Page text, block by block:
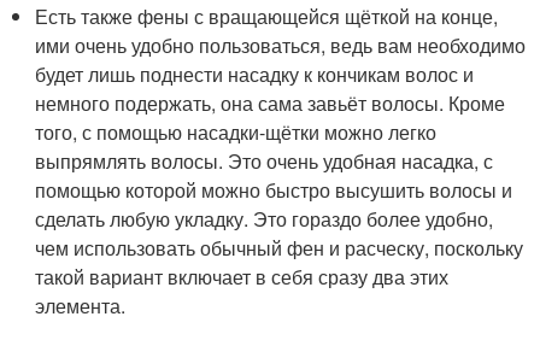
Есть также фены с вращающейся щёткой на конце,
ими очень удобно пользоваться, ведь вам необходимо
будет лишь поднести насадку к кончикам волос и
немного подержать, она сама завьёт волосы. Кроме
того, с помощью насадки-щётки можно легко
выпрямлять волосы. Это очень удобная насадка, с
помощью которой можно быстро высушить волосы и
сделать любую укладку. Это гораздо более удобно,
чем использовать обычный фен и расческу, поскольку
такой вариант включает в себя сразу два этих
элемента.